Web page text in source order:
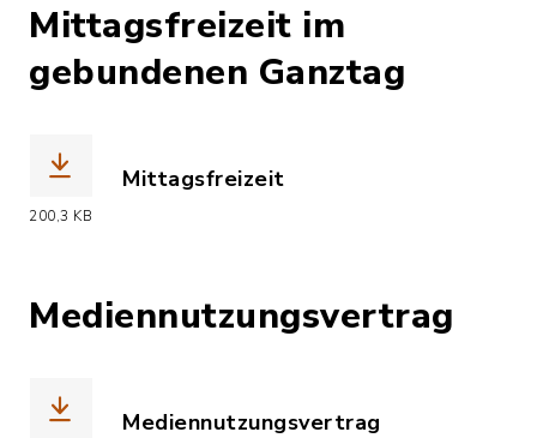
Mittagsfreizeit im
gebundenen Ganztag
200,3 KB
Mittagsfreizeit
Mediennutzungsvertrag
Mediennutzungsvertrag